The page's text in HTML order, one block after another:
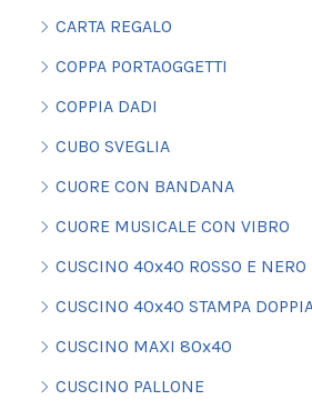
CARTA REGALO
COPPA PORTAOGGETTI
COPPIA DADI
CUBO SVEGLIA
CUORE CON BANDANA
CUORE MUSICALE CON VIBRO
CUSCINO 40x40 ROSSO E NERO
CUSCINO 40x40 STAMPA
CUSCINO MAXI 80x40
CUSCINO PALLONE